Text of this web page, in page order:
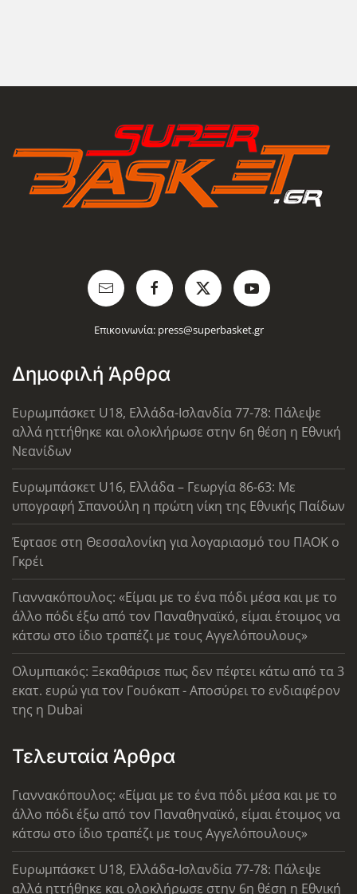
Επικοινωνία: press@superbasket.gr
Δημοφιλή Άρθρα
Ευρωμπάσκετ U18, Ελλάδα-Ισλανδία 77-78: Πάλεψε
αλλά ηττήθηκε και ολοκλήρωσε στην 6η θέση η Εθνική
Νεανίδων
Ευρωμπάσκετ U16, Ελλάδα – Γεωργία 86-63: Με
υπογραφή Σπανούλη η πρώτη νίκη της Εθνικής Παίδων
Έφτασε στη Θεσσαλονίκη για λογαριασμό του ΠΑΟΚ ο
Γκρέι
Γιαννακόπουλος: «Είμαι με το ένα πόδι μέσα και με το
άλλο πόδι έξω από τον Παναθηναϊκό, είμαι έτοιμος να
κάτσω στο ίδιο τραπέζι με τους Αγγελόπουλους»
Ολυμπιακός: Ξεκαθάρισε πως δεν πέφτει κάτω από τα 3
εκατ. ευρώ για τον Γουόκαπ - Αποσύρει το ενδιαφέρον
της η Dubai
Τελευταία Άρθρα
Γιαννακόπουλος: «Είμαι με το ένα πόδι μέσα και με το
άλλο πόδι έξω από τον Παναθηναϊκό, είμαι έτοιμος να
κάτσω στο ίδιο τραπέζι με τους Αγγελόπουλους»
Ευρωμπάσκετ U18, Ελλάδα-Ισλανδία 77-78: Πάλεψε
αλλά ηττήθηκε και ολοκλήρωσε στην 6η θέση η Εθνική